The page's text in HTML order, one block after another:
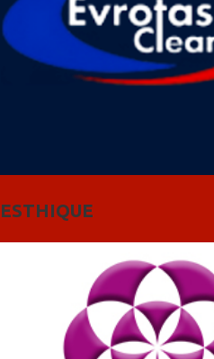
ESTHIQUE